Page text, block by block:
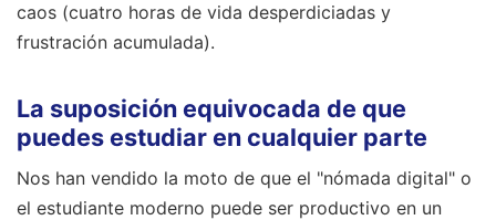
caos (cuatro horas de vida desperdiciadas y
frustración acumulada).
La suposición equivocada de que
puedes estudiar en cualquier parte
Nos han vendido la moto de que el "nómada digital" o
el estudiante moderno puede ser productivo en un